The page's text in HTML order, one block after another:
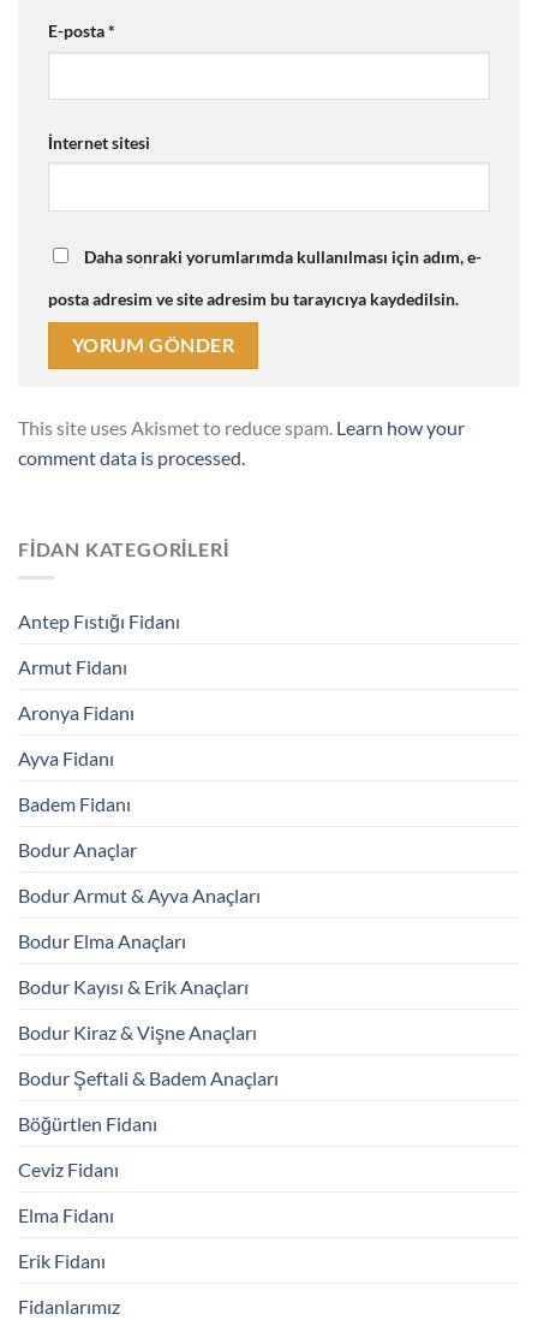
E-posta*
İnternet sitesi
Daha sonraki yorumlarımda kullanılması için adım, e-
posta adresim ve site adresim bu tarayıcıya kaydedilsin.
This site uses Akismet to reduce spam. Learn how your
comment data is processed.
FIDAN KATEGORILERI
Antep Fıstığı Fidanı
Armut Fidanı
Aronya Fidanı
Ayva Fidanı
Badem Fidanı
Bodur Anaçlar
Bodur Armut & Ayva Anaçları
Bodur Elma Anaçları
Bodur Kayısı & Erik Anaçları
Bodur Kiraz & Vişne Anaçları
Bodur Şeftali & Badem Anaçları
Böğürtlen Fidanı
Ceviz Fidanı
Elma Fidanı
Erik Fidanı
Fidanlarımız